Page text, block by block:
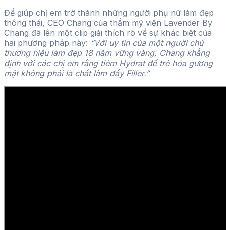
Để giúp chị em trở thành những người phụ nữ làm đẹp
thông thái, CEO Chang của thẩm mỹ viện Lavender By
Chang đã lên một clip giải thích rõ về sự khác biệt của
hai phương pháp này: “Với uy tín của một người chủ
thương hiệu làm đẹp 18 năm vững vàng, Chang khẳng
định với các chị em rằng tiêm Hydrat để trẻ hóa gương
mặt không phải là chất làm đầy Filler.”